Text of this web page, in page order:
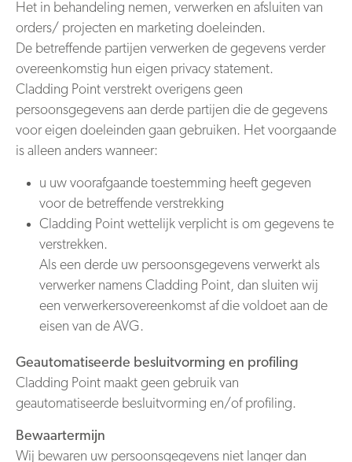
Het in behandeling nemen, verwerken en afsluiten van
orders/ projecten en marketing doeleinden.
De betreffende partijen verwerken de gegevens verder
overeenkomstig hun eigen privacy statement.
Cladding Point verstrekt overigens geen
persoonsgegevens aan derde partijen die de gegevens
voor eigen doeleinden gaan gebruiken. Het voorgaande
is alleen anders wanneer:
u uw voorafgaande toestemming heeft gegeven
voor de betreffende verstrekking
Cladding Point wettelijk verplicht is om gegevens te
verstrekken.
Als een derde uw persoonsgegevens verwerkt als
verwerker namens Cladding Point, dan sluiten wij
een verwerkersovereenkomst af die voldoet aan de
eisen van de AVG.
Geautomatiseerde besluitvorming en profiling
Cladding Point maakt geen gebruik van
geautomatiseerde besluitvorming en/of profiling.
Bewaartermijn
Wij bewaren uw persoonsgegevens niet langer dan